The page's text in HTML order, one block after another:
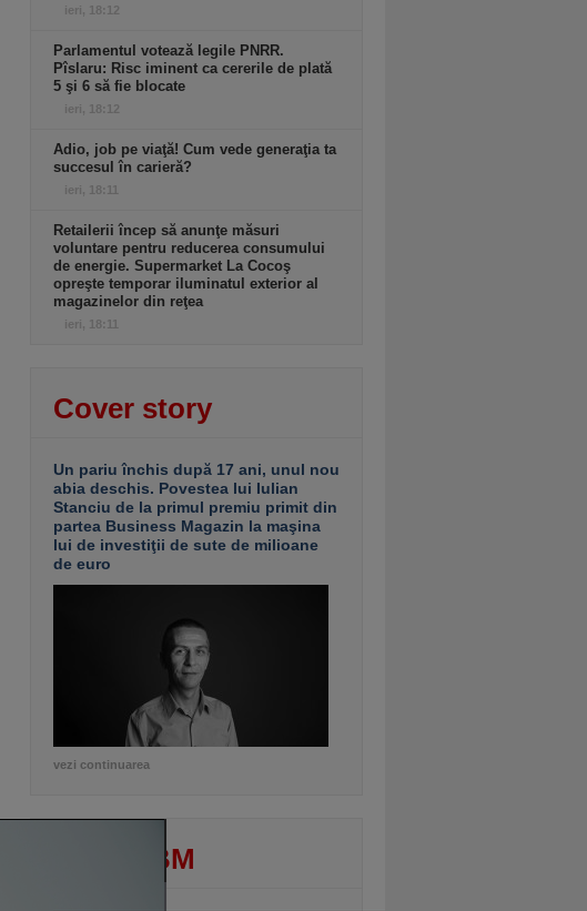
ieri, 18:12
Parlamentul votează legile PNRR.
Pîslaru: Risc iminent ca cererile de plată
5 şi 6 să fie blocate
ieri, 18:12
Adio, job pe viaţă! Cum vede generaţia ta
succesul în carieră?
ieri, 18:11
Retailerii încep să anunţe măsuri
voluntare pentru reducerea consumului
de energie. Supermarket La Cocoş
opreşte temporar iluminatul exterior al
magazinelor din reţea
ieri, 18:11
Cover story
Un pariu închis după 17 ani, unul nou
abia deschis. Povestea lui Iulian
Stanciu de la primul premiu primit din
partea Business Magazin la maşina
lui de investiţii de sute de milioane
de euro
vezi continuarea
VIDEO BM